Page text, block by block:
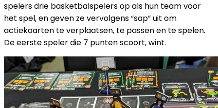
spelers drie basketbalspelers op als hun team voor
het spel, en geven ze vervolgens “sap” uit om
actiekaarten te verplaatsen, te passen en te spelen.
De eerste speler die 7 punten scoort, wint.